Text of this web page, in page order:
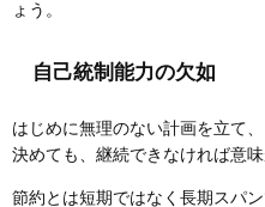
ょう。
自己統制能力の欠如
はじめに無理のない計画を立て
決めても、継続できなければ意味
節約とは短期ではなく長期スパ